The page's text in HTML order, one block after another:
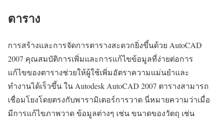
ตาราง
การสร้างและการจัดการตารางสะดวกยิ่งขึ้นด้วย AutoCAD
2007 คุณสมบัติการเพิ่มและการแก้ไขข้อมูลที่ง่ายต่อการ
แก้ไขของตารางช่วยให้ผู้ใช้เพิ่มอัตราความแม่นยำและ
ทำงานได้เร็วขึ้น ใน Autodesk AutoCAD 2007 ตารางสามารถ
เชื่อมโยงโดยตรงกับพารามิเตอร์การวาด นี่หมายความว่าเมื่อ
มีการแก้ไขภาพวาด ข้อมูลต่างๆ เช่น ขนาดของวัตถุ เช่น